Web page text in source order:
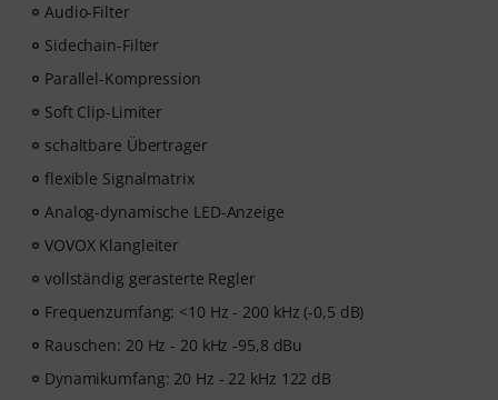
Audio-Filter
Sidechain-Filter
Parallel-Kompression
Soft Clip-Limiter
schaltbare Übertrager
flexible Signalmatrix
Analog-dynamische LED-Anzeige
VOVOX Klangleiter
vollständig gerasterte Regler
Frequenzumfang: <10 Hz - 200 kHz (-0,5 dB)
Rauschen: 20 Hz - 20 kHz -95,8 dBu
Dynamikumfang: 20 Hz - 22 kHz 122 dB